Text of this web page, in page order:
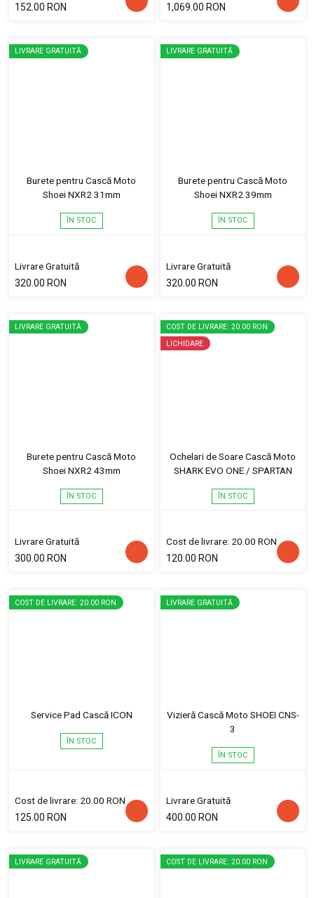
152.00 RON
1,069.00 RON
LIVRARE GRATUITĂ
Burete pentru Cască Moto
Shoei NXR2 31mm
ÎN STOC
Livrare Gratuită
320.00 RON
LIVRARE GRATUITĂ
Burete pentru Cască Moto
Shoei NXR2 39mm
ÎN STOC
Livrare Gratuită
320.00 RON
LIVRARE GRATUITĂ
Burete pentru Cască Moto
Shoei NXR2 43mm
ÎN STOC
Livrare Gratuită
300.00 RON
COST DE LIVRARE: 20.00 RON
LICHIDARE
Ochelari de Soare Cască Moto
SHARK EVO ONE / SPARTAN
ÎN STOC
Cost de livrare: 20.00 RON
120.00 RON
COST DE LIVRARE: 20.00 RON
Service Pad Cască ICON
ÎN STOC
Cost de livrare: 20.00 RON
125.00 RON
LIVRARE GRATUITĂ
Vizieră Cască Moto SHOEI CNS-
3
ÎN STOC
Livrare Gratuită
400.00 RON
LIVRARE GRATUITĂ COST DE LIVRARE: 20.00 RON